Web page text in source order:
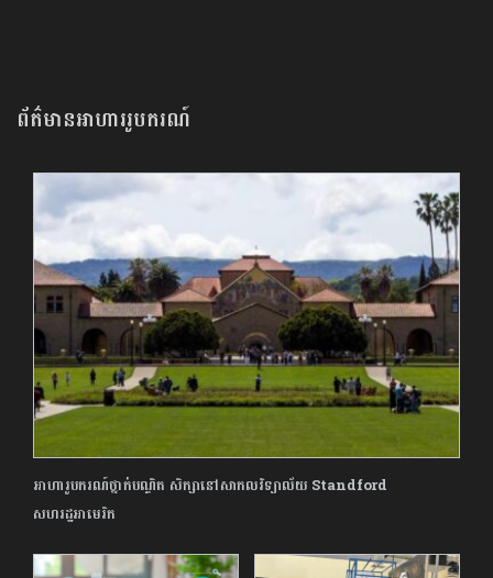
ព័ត៌មានអាហាររូបករណ៍
អាហារូបករណ៍ថ្នាក់បណ្ឌិត សិក្សា​នៅសាកលវិទ្យាល័យ Standford
សហរដ្ឋអាមេរិក